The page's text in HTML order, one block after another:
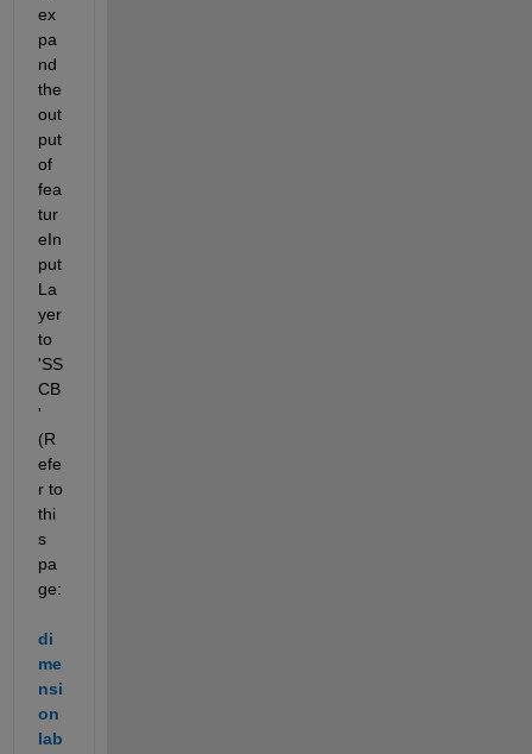
ex
pa
nd
the
out
put
of
fea
tur
eIn
put
La
yer
to
'SS
CB
'
(R
efe
r to
thi
s
pa
di
me
nsi
on
lab